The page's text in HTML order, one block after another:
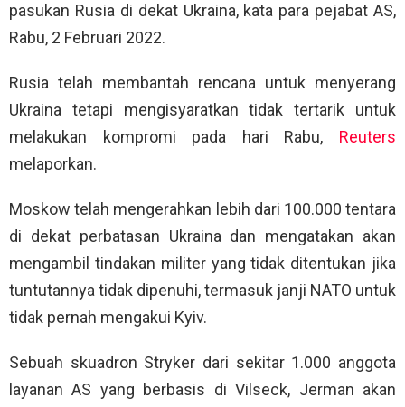
pasukan Rusia di dekat Ukraina, kata para pejabat AS,
Rabu, 2 Februari 2022.
Rusia telah membantah rencana untuk menyerang
Ukraina tetapi mengisyaratkan tidak tertarik untuk
melakukan kompromi pada hari Rabu, Reuters
melaporkan.
Moskow telah mengerahkan lebih dari 100.000 tentara
di dekat perbatasan Ukraina dan mengatakan akan
mengambil tindakan militer yang tidak ditentukan jika
tuntutannya tidak dipenuhi, termasuk janji NATO untuk
tidak pernah mengakui Kyiv.
Sebuah skuadron Stryker dari sekitar 1.000 anggota
layanan AS yang berbasis di Vilseck, Jerman akan